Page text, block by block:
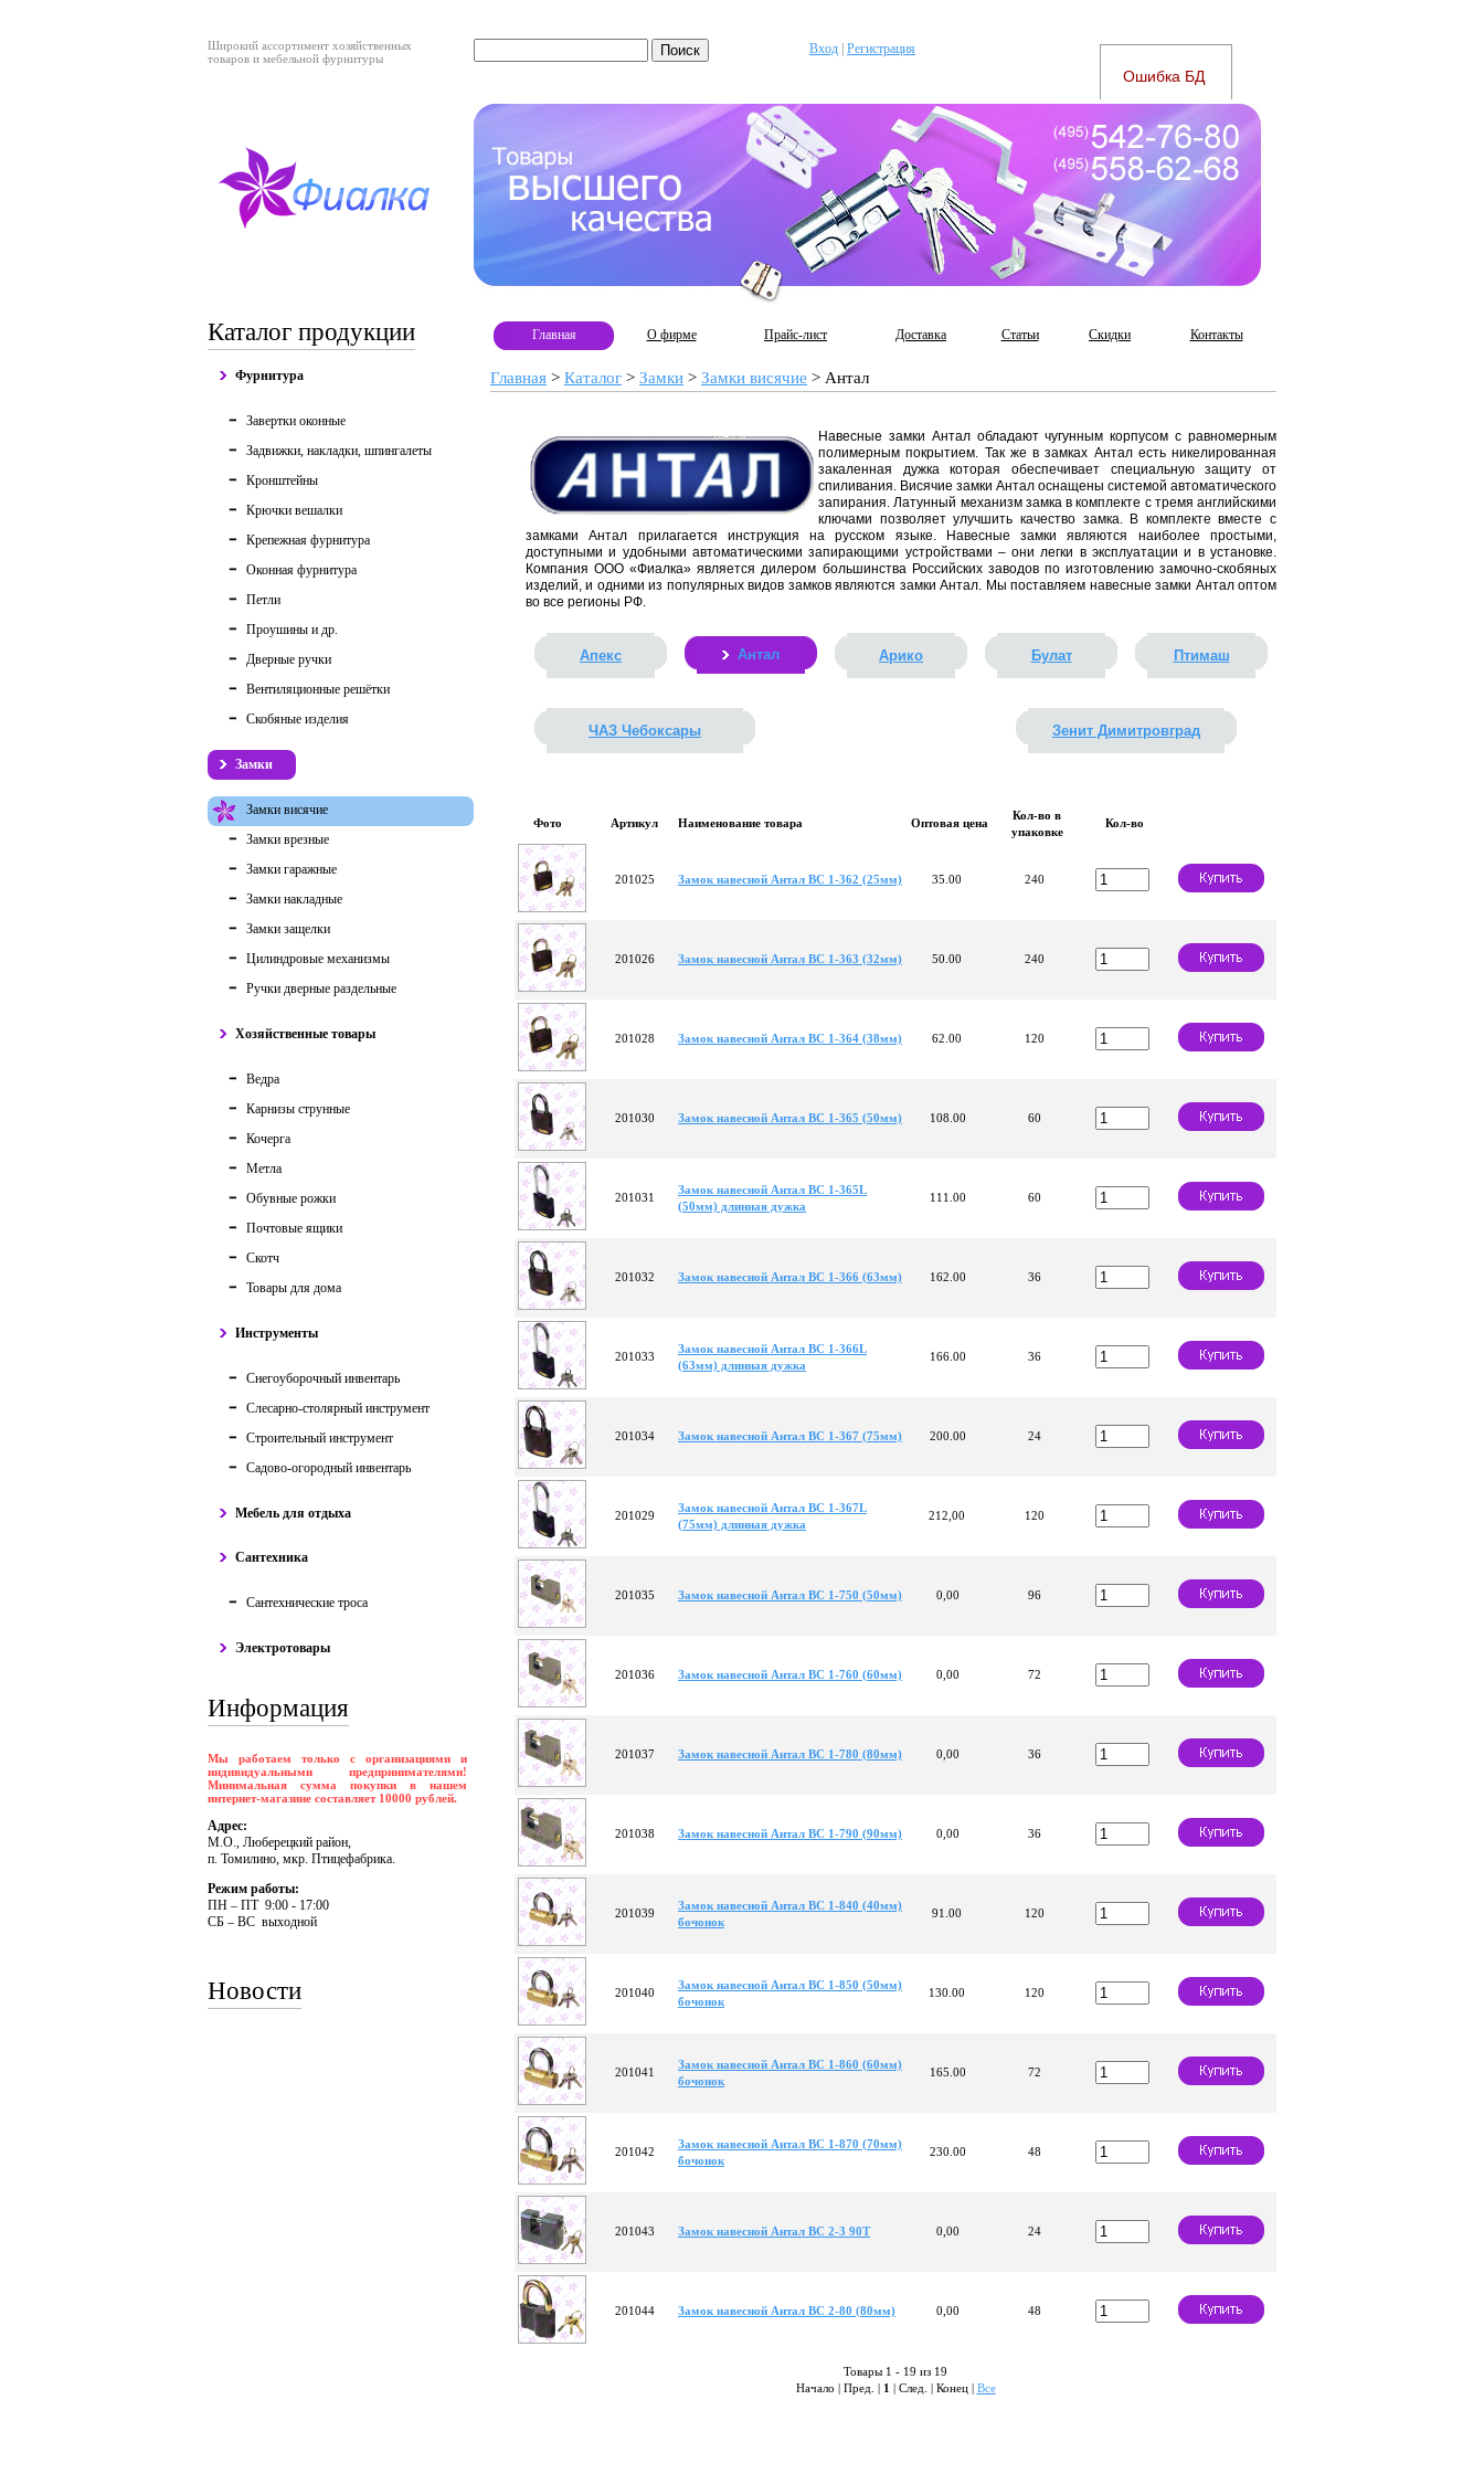
Широкий ассортимент хозяйственных
товаров и мебельной фурнитуры
Вход Регистрация
Каталог продукции
Фурнитура
Завертки оконные
Задвижки, накладки, шпингалеты
Кронштейны
Крючки вешалки
Крепежная фурнитура
Оконная фурнитура
Петли
Проушины и др.
Дверные ручки
Вентиляционные решётки
Скобяные изделия
Замки
Замки висячие
Замки врезные
Замки гаражные
Замки накладные
Замки защелки
Цилиндровые механизмы
Ручки дверные раздельные
Хозяйственные товары
Ведра
Карнизы струнные
Кочерга
Метла
Обувные рожки
Почтовые ящики
Скотч
Товары для дома
Инструменты
Снегоуборочный инвентарь
Слесарно-столярный инструмент
Строительный инструмент
Садово-огородный инвентарь
Мебель для отдыха
Сантехника
Сантехнические троса
Электротовары
Информация
Мы работаем только с организациями и
индивидуальными предпринимателями!
Минимальная сумма покупки в нашем
интернет-магазине составляет 10000 рублей.
Адрес:
М.О., Люберецкий район,
п. Томилино, мкр. Птицефабрика.
Режим работы:
ПH – ПT 9:00 - 17:00
CБ – BC выходной
Новости
Главная О фирме Прайс-лист Доставка Статьи Скидки Контакты
Главная > Каталог > Замки > Замки висячие > Антал
Навесные замки Антал обладают чугунным корпусом с равномерным
полимерным покрытием. Так же в замках Антал есть никелированная
закаленная дужка которая обеспечивает специальную защиту от
спиливания. Висячие замки Антал оснащены системой автоматического
запирания. Латунный механизм замка в комплекте с тремя английскими
ключами позволяет улучшить качество замка. В комплекте вместе с
замками Антал прилагается инструкция на русском языке. Навесные замки являются наиболее простыми,
доступными и удобными автоматическими запирающими устройствами – они легки в эксплуатации и в установке.
Компания ООО «Фиалка» является дилером большинства Российских заводов по изготовлению замочно-скобяных
изделий, и одними из популярных видов замков являются замки Антал. Мы поставляем навесные замки Антал оптом
во все регионы РФ.
Апекс Антал Арико Булат Птимаш
ЧАЗ Чебоксары Зенит Димитровград
Фото Артикул Наименование товара Оптовая цена
Кол-во в
упаковке
Кол-во
201025 Замок навесной Антал ВС 1-362 (25мм) 35.00 240
201026 Замок навесной Антал ВС 1-363 (32мм) 50.00 240
201028 Замок навесной Антал ВС 1-364 (38мм) 62.00 120
201030 Замок навесной Антал ВС 1-365 (50мм) 108.00 60
201031
Замок навесной Антал ВС 1-365L
(50мм) длинная дужка
111.00 60
201032 Замок навесной Антал ВС 1-366 (63мм) 162.00 36
201033
Замок навесной Антал ВС 1-366L
(63мм) длинная дужка
166.00 36
201034 Замок навесной Антал ВС 1-367 (75мм) 200.00 24
201029
Замок навесной Антал ВС 1-367L
(75мм) длинная дужка
212,00 120
201035 Замок навесной Антал ВС 1-750 (50мм) 0,00 96
201036 Замок навесной Антал ВС 1-760 (60мм) 0,00 72
201037 Замок навесной Антал ВС 1-780 (80мм) 0,00 36
201038 Замок навесной Антал ВС 1-790 (90мм) 0,00 36
201039
Замок навесной Антал ВС 1-840 (40мм)
бочонок
91.00 120
201040
Замок навесной Антал ВС 1-850 (50мм)
бочонок
130.00 120
201041
Замок навесной Антал ВС 1-860 (60мм)
бочонок
165.00 72
201042
Замок навесной Антал ВС 1-870 (70мм)
бочонок
230.00 48
201043 Замок навесной Антал ВС 2-3 90Т 0,00 24
201044 Замок навесной Антал ВС 2-80 (80мм) 0,00 48
Товары 1 - 19 из 19
Начало | Пред. | 1 | След. | Конец | Все